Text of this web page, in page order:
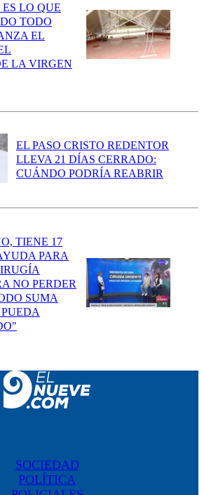
LO QUE
TODO
EL
LA VIRGEN
EL PASO CRISTO REDENTOR
LLEVA 21 DÍAS CERRADO:
CUÁNDO PODRÍA REABRIR
TIENE 17
PARA
NO PERDER
SUMA
SOCIEDAD
POLÍTICA